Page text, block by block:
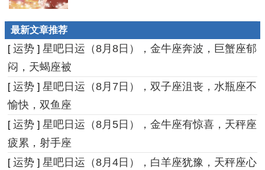
最新文章推荐
[ 运势 ] 星吧日运（8月8日），金牛座奔波，巨蟹座郁
闷，天蝎座被
[ 运势 ] 星吧日运（8月7日），双子座沮丧，水瓶座不
愉快，双鱼座
[ 运势 ] 星吧日运（8月5日），金牛座有惊喜，天秤座
疲累，射手座
[ 运势 ] 星吧日运（8月4日），白羊座犹豫，天秤座心